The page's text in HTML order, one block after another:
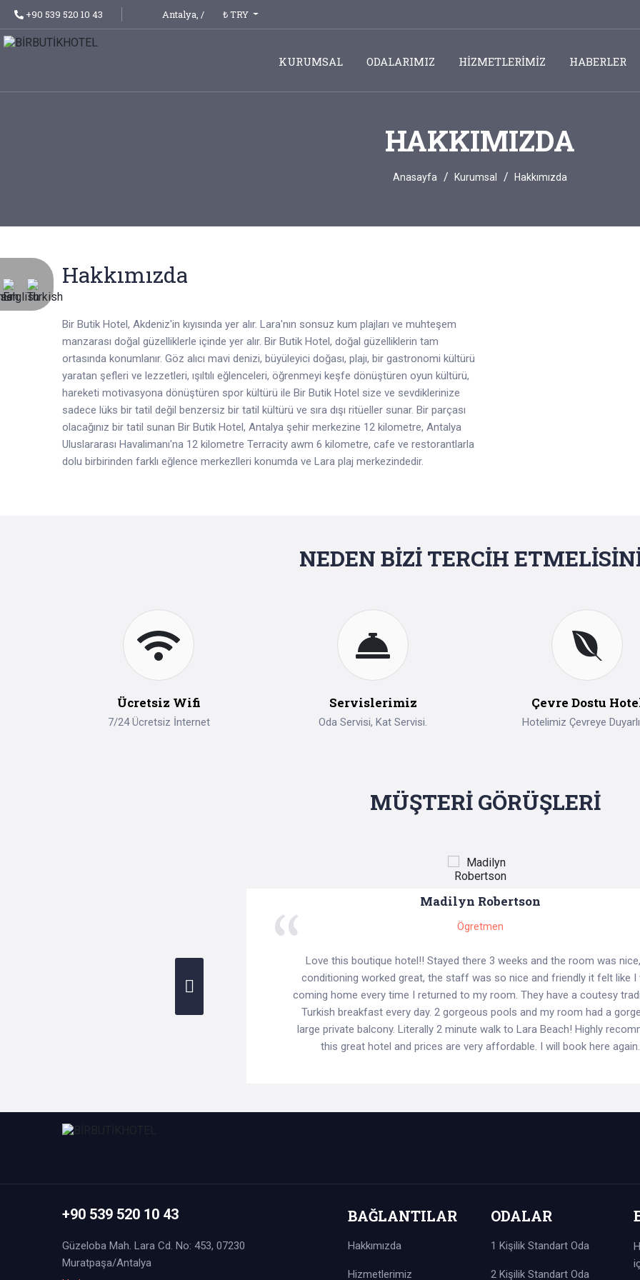
+90 539 520 10 43 Antalya, / ₺ TRY
KURUMSAL ODALARIMIZ HİZMETLERİMİZ HABERLER
HAKKIMIZDA
Anasayfa Kurumsal Hakkımızda
Hakkımızda
Bir Butik Hotel, Akdeniz'in kıyısında yer alır. Lara'nın sonsuz kum plajları ve muhteşem
manzarası doğal güzelliklerle içinde yer alır. Bir Butik Hotel, doğal güzelliklerin tam
ortasında konumlanır. Göz alıcı mavi denizi, büyüleyici doğası, plajı, bir gastronomi kültürü
yaratan şefleri ve lezzetleri, ışıltılı eğlenceleri, öğrenmeyi keşfe dönüştüren oyun kültürü,
hareketi motivasyona dönüştüren spor kültürü ile Bir Butik Hotel size ve sevdiklerinize
sadece lüks bir tatil değil benzersiz bir tatil kültürü ve sıra dışı ritüeller sunar. Bir parçası
olacağınız bir tatil sunan Bir Butik Hotel, Antalya şehir merkezine 12 kilometre, Antalya
Uluslararası Havalimanı'na 12 kilometre Terracity awm 6 kilometre, cafe ve restorantlarla
dolu birbirinden farklı eğlence merkezlleri konumda ve Lara plaj merkezindedir.
NEDEN BİZİ TERCİH
Ücretsiz Wifi
7/24 Ücretsiz İnternet
Servislerimiz
Oda Servisi, Kat Servisi.
Çevre Dostu
Hotelimiz Çevreye
MÜŞTERİ GÖRÜŞLERİ
Madilyn Robertson
Ögretmen
Love this boutique hotel!! Stayed there 3 weeks and the room was
conditioning worked great, the staff was so nice and friendly it felt like I
coming home every time I returned to my room. They have a coutesy
Turkish breakfast every day. 2 gorgeous pools and my room had a
large private balcony. Literally 2 minute walk to Lara Beach! Highly
this great hotel and prices are very affordable. I will book here again.
+90 539 520 10 43
Güzeloba Mah. Lara Cd. No: 453, 07230
Muratpaşa/Antalya
BAĞLANTILAR
Hakkımızda
Hizmetlerimiz
ODALAR
1 Kişilik Standart Oda
2 Kişilik Standart Oda